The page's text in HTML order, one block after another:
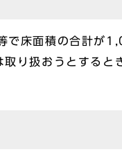
で床面積の合計が
り扱おうとすると